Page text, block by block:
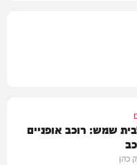
שמש: רוכב אופניים
כהן